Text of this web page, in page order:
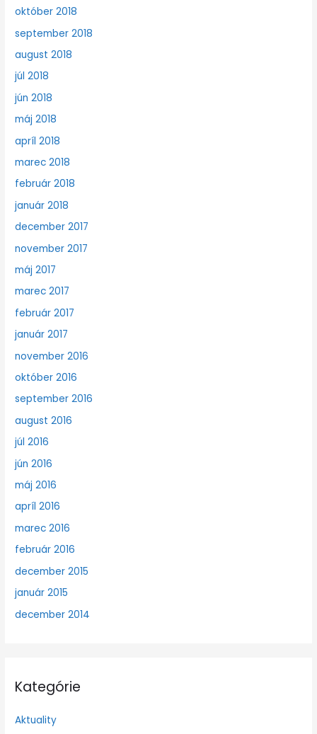
október 2018
september 2018
august 2018
júl 2018
jún 2018
máj 2018
apríl 2018
marec 2018
február 2018
január 2018
december 2017
november 2017
máj 2017
marec 2017
február 2017
január 2017
november 2016
október 2016
september 2016
august 2016
júl 2016
jún 2016
máj 2016
apríl 2016
marec 2016
február 2016
december 2015
január 2015
december 2014
Kategórie
Aktuality